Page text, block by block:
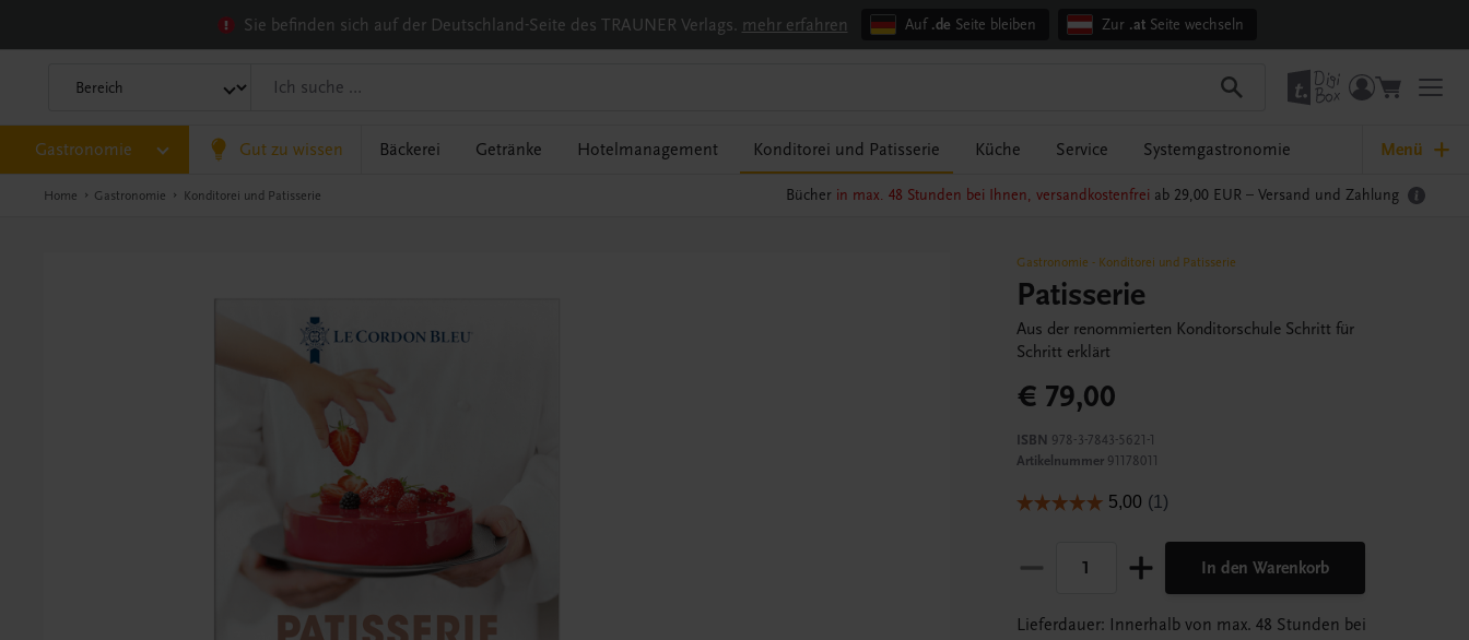
Sie befinden sich auf der Deutschland-Seite des TRAUNER Verlags. mehr erfahren Auf .de Seite bleiben Zur .atSeite wechseln
Gastronomie Gut zu wissen Bäckerei Getränke Hotelmanagement Konditorei und Patisserie Küche Service Systemgastronomie Menü
Home Gastronomie Konditorei und Patisserie Bücher in max. 48 Stunden bei Ihnen, versandkostenfrei ab 29,00 EUR – Versand und Zahlung
Gastronomie - Konditorei und Patisserie
Patisserie
Aus der renommierten Konditorschule Schritt für
Schritt erklärt
€ 79,00
ISBN 978-3-7843-5621-1
Artikelnummer91178011
In den Warenkorb
Lieferdauer: Innerhalb von max. 48 Stunden bei